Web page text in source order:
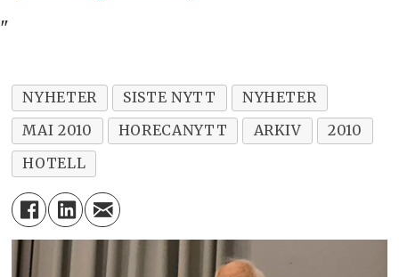
"
NYHETER SISTE NYTT
NYHETER
MAI 2010
HORECANYTT ARKIV
2010
HOTELL